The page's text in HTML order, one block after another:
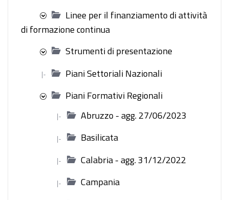
Linee per il finanziamento di attività
di formazione continua
Strumenti di presentazione
|-
Piani Settoriali Nazionali
Piani Formativi Regionali
|- Abruzzo - agg. 27/06/2023
|- Basilicata
|- Calabria - agg. 31/12/2022
|-
Campania